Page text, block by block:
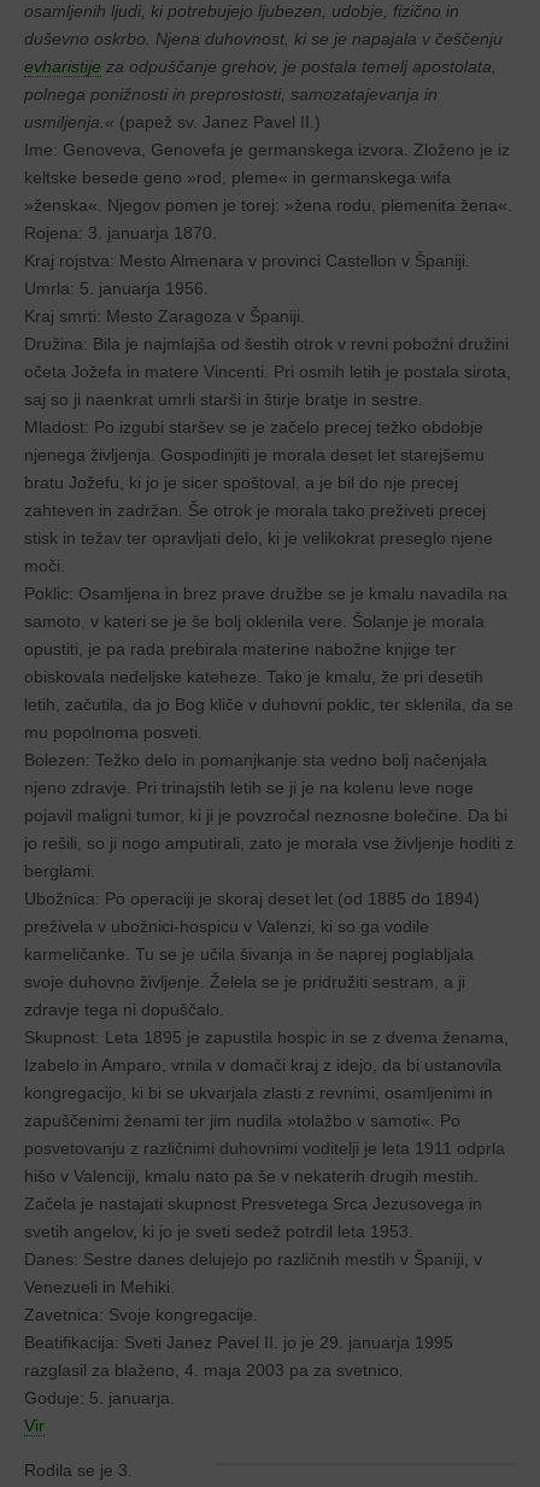
osamljenih ljudi, ki potrebujejo ljubezen, udobje, fizično in
duševno oskrbo. Njena duhovnost, ki se je napajala v češčenju
evharistije za odpuščanje grehov, je postala temelj apostolata,
polnega ponižnosti in preprostosti, samozatajevanja in
usmiljenja.« (papež sv. Janez Pavel II.)
Ime: Genoveva, Genovefa je germanskega izvora. Zloženo je iz
keltske besede geno »rod, pleme« in germanskega wifa
»ženska«. Njegov pomen je torej: »žena rodu, plemenita žena«.
Rojena: 3. januarja 1870.
Kraj rojstva: Mesto Almenara v provinci Castellon v Španiji.
Umrla: 5. januarja 1956.
Kraj smrti: Mesto Zaragoza v Španiji.
Družina: Bila je najmlajša od šestih otrok v revni pobožni družini
očeta Jožefa in matere Vincenti. Pri osmih letih je postala sirota,
saj so ji naenkrat umrli starši in štirje bratje in sestre.
Mladost: Po izgubi staršev se je začelo precej težko obdobje
njenega življenja. Gospodinjiti je morala deset let starejšemu
bratu Jožefu, ki jo je sicer spoštoval, a je bil do nje precej
zahteven in zadržan. Še otrok je morala tako preživeti precej
stisk in težav ter opravljati delo, ki je velikokrat preseglo njene
moči.
Poklic: Osamljena in brez prave družbe se je kmalu navadila na
samoto, v kateri se je še bolj oklenila vere. Šolanje je morala
opustiti, je pa rada prebirala materine nabožne knjige ter
obiskovala nedeljske kateheze. Tako je kmalu, že pri desetih
letih, začutila, da jo Bog kliče v duhovni poklic, ter sklenila, da se
mu popolnoma posveti.
Bolezen: Težko delo in pomanjkanje sta vedno bolj načenjala
njeno zdravje. Pri trinajstih letih se ji je na kolenu leve noge
pojavil maligni tumor, ki ji je povzročal neznosne bolečine. Da bi
jo rešili, so ji nogo amputirali, zato je morala vse življenje hoditi z
berglami.
Ubožnica: Po operaciji je skoraj deset let (od 1885 do 1894)
preživela v ubožnici-hospicu v Valenzi, ki so ga vodile
karmeličanke. Tu se je učila šivanja in še naprej poglabljala
svoje duhovno življenje. Želela se je pridružiti sestram, a ji
zdravje tega ni dopuščalo.
Skupnost: Leta 1895 je zapustila hospic in se z dvema ženama,
Izabelo in Amparo, vrnila v domači kraj z idejo, da bi ustanovila
kongregacijo, ki bi se ukvarjala zlasti z revnimi, osamljenimi in
zapuščenimi ženami ter jim nudila »tolažbo v samoti«. Po
posvetovanju z različnimi duhovnimi voditelji je leta 1911 odprla
hišo v Valenciji, kmalu nato pa še v nekaterih drugih mestih.
Začela je nastajati skupnost Presvetega Srca Jezusovega in
svetih angelov, ki jo je sveti sedež potrdil leta 1953.
Danes: Sestre danes delujejo po različnih mestih v Španiji, v
Venezueli in Mehiki.
Zavetnica: Svoje kongregacije.
Beatifikacija: Sveti Janez Pavel II. jo je 29. januarja 1995
razglasil za blaženo, 4. maja 2003 pa za svetnico.
Goduje: 5. januarja.
Vir
Rodila se je 3.